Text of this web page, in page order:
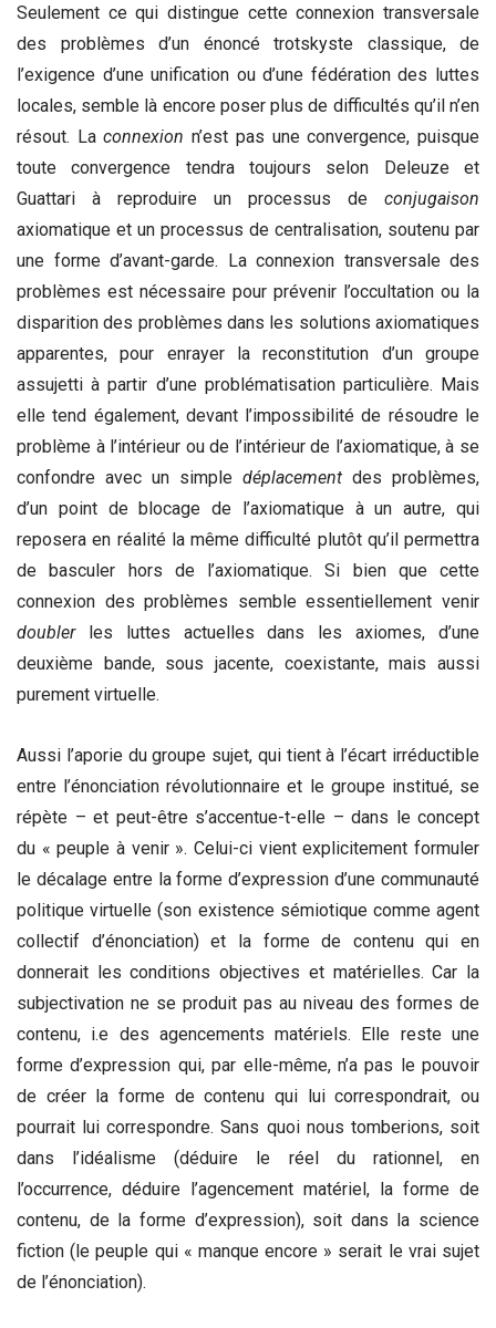
Seulement ce qui distingue cette connexion transversale
des problèmes d’un énoncé trotskyste classique, de
l’exigence d’une unification ou d’une fédération des luttes
locales, semble là encore poser plus de difficultés qu’il n’en
résout. Laconnexion n’est pas une convergence, puisque
toute convergence tendra toujours selon Deleuze et
Guattari à reproduire un processus de conjugaison
axiomatique et un processus de centralisation, soutenu par
une forme d’avant-garde. La connexion transversale des
problèmes est nécessaire pour prévenir l’occultation ou la
disparition des problèmes dans les solutions axiomatiques
apparentes, pour enrayer la reconstitution d’un groupe
assujetti à partir d’une problématisation particulière. Mais
elle tend également, devant l’impossibilité de résoudre le
problème à l’intérieur ou de l’intérieur de l’axiomatique, à se
confondre avec un simple déplacement des problèmes,
d’un point de blocage de l’axiomatique à un autre, qui
reposera en réalité la même difficulté plutôt qu’il permettra
de basculer hors de l’axiomatique. Si bien que cette
connexion des problèmes semble essentiellement venir
doublerles luttes actuelles dans les axiomes, d’une
deuxième bande, sous jacente, coexistante, mais aussi
purement virtuelle.
Aussi l’aporie du groupe sujet, qui tient à l’écart irréductible
entre l’énonciation révolutionnaire et le groupe institué, se
répète – et peut-être s’accentue-t-elle – dans le concept
du « peuple à venir ». Celui-ci vient explicitement formuler
le décalage entre la forme d’expression d’une communauté
politique virtuelle (son existence sémiotique comme agent
collectif d’énonciation) et la forme de contenu qui en
donnerait les conditions objectives et matérielles. Car la
subjectivation ne se produit pas au niveau des formes de
contenu, i.e des agencements matériels. Elle reste une
forme d’expression qui, par elle-même, n’a pas le pouvoir
de créer la forme de contenu qui lui correspondrait, ou
pourrait lui correspondre. Sans quoi nous tomberions, soit
dans l’idéalisme (déduire le réel du rationnel, en
l’occurrence, déduire l’agencement matériel, la forme de
contenu, de la forme d’expression), soit dans la science
fiction (le peuple qui « manque encore » serait le vrai sujet
de l’énonciation).